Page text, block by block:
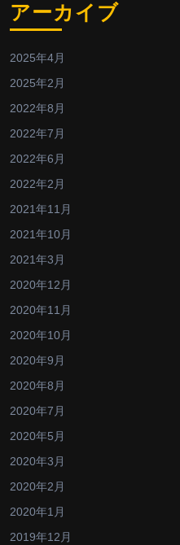
アーカイブ
2025年4月
2025年2月
2022年8月
2022年7月
2022年6月
2022年2月
2021年11月
2021年10月
2021年3月
2020年12月
2020年11月
2020年10月
2020年9月
2020年8月
2020年7月
2020年5月
2020年3月
2020年2月
2020年1月
2019年12月